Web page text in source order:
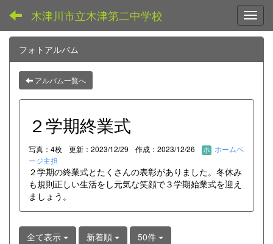
木津川市立木津第二中学校
フォトアルバム
アルバム一覧へ
２学期終業式
写真：4枚 更新：2023/12/29 作成：2023/12/26
ホームペ
ージ主担
２学期の終業式とたくさんの表彰がありました。冬休み
も規則正しい生活をし元気な笑顔で３学期始業式を迎え
ましょう。
全て表示 新着順 50件